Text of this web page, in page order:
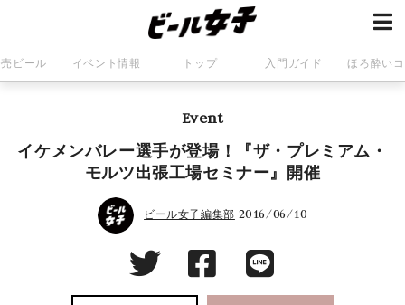
ビール イベント情報 トップ 入門ガイド ほろ酔い
Event
イケメンバレー選手が登場！『ザ・プレミアム・
モルツ出張工場セミナー』開催
ビール女子編集部 2016/06/10